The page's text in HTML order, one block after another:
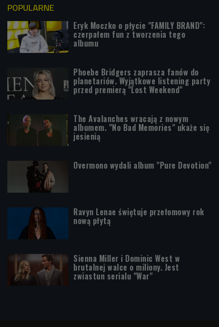
POPULARNE
Eryk Moczko o płycie "FAMILY BRAND":
czerpałem fun z tworzenia tego
albumu
Phoebe Bridgers zaprasza fanów do
planetariów. Wyjątkowe listening party
przed premierą "Lost Weekend"
The Avalanches wracają z nowym
albumem. "No Bad Memories" ukaże się
jesienią
Overmono wydali album "Pure Devotion"
Ravyn Lenae świętuje przełomowy rok
nową płytą
Sienna Miller i Dominic West w
brutalnej walce o miliony. Jest
zwiastun serialu "War"